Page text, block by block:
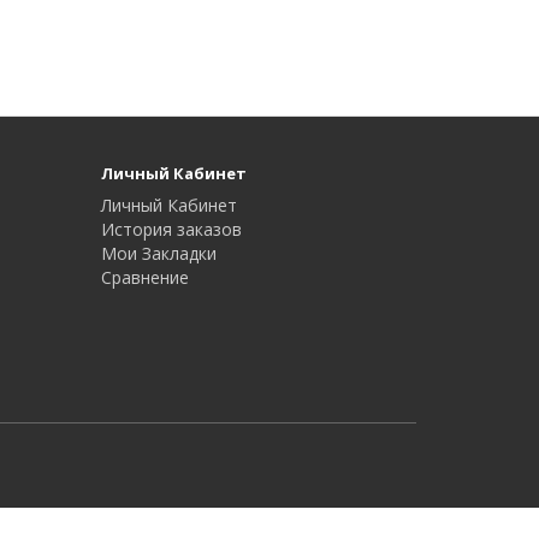
Личный Кабинет
Личный Кабинет
История заказов
Мои Закладки
Сравнение